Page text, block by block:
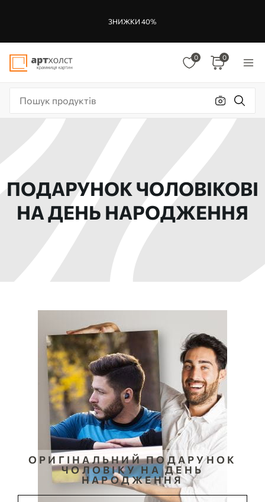
ЗНИЖКИ 40%
0 0
ПОДАРУНОК ЧОЛОВІКОВІ
НА ДЕНЬ НАРОДЖЕННЯ
ОРИГІНАЛЬНИЙ ПОДАРУНОК
ЧОЛОВІКУ НА ДЕНЬ
НАРОДЖЕННЯ